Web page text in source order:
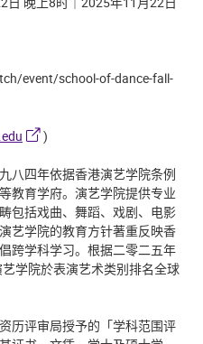
event/school-of-dance-fall-
)
八四年依据香港演艺学院条例
教育学府。演艺学院提供专业
包括戏曲、舞蹈、戏剧、电影
艺学院的教育方针著重反映香
跨学科学习。根据二零二五年
学院於表演艺术类别排名全球
历评审局授予的「学科范围评